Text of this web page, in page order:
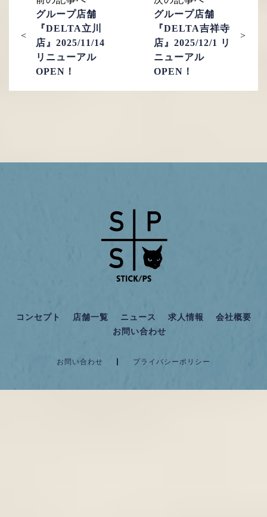
グループ店舗
『DELTA立川
店』2025/11/14
リニューアル
OPEN！
グループ店舗
『DELTA吉祥寺
店』2025/12/1 リ
ニューアル
OPEN！
コンセプト 店舗一覧 ニュース 求人情報
会社概要
お問い合わせ
お問い合わせ プライバシーポリシー